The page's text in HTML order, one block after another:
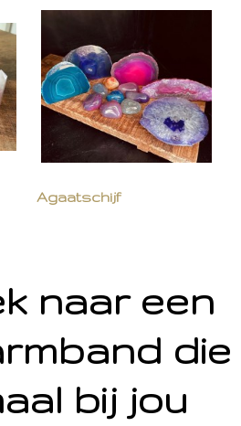
Agaatschijf
naar een
die
bij jou